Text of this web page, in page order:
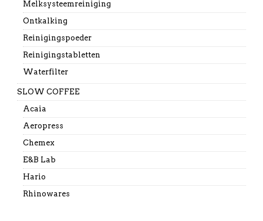
Melksysteemreiniging
Ontkalking
Reinigingspoeder
Reinigingstabletten
Waterfilter
SLOW COFFEE
Acaia
Aeropress
Chemex
E&B Lab
Hario
Rhinowares